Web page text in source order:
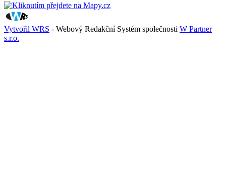
Vytvořil WRS - Webový Redakční Systém společnosti W Partner
s.r.o.